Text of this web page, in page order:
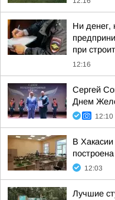
Ни денег,
при
12:16
Сергей
Днем
12:10
В
12:03
Лучшие